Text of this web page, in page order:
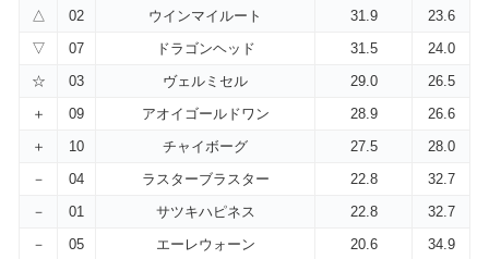
△
02 ウインマイルート 31.9
23.6
▽
07 ドラゴンヘッド 31.5
24.0
☆
03 ヴェルミセル 29.0
26.5
＋
09 アオイゴールドワン 28.9
26.6
＋
10 チャイボーグ 27.5
28.0
－
04 ラスターブラスター 22.8
32.7
－
01 サツキハピネス 22.8
32.7
－
05 エーレウォーン 20.6 34.9